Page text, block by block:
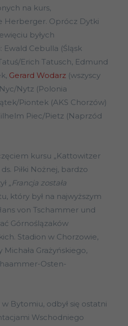
na kurs,
Herberger. Oprócz Dytki
byłych
Cebulla (Śląsk
Erich Tatusch, Edmund
Gerard Wodarz (wszyscy
Nytz (Polonia
Piontek (AKS Chorzów)
Piec/Pietz (Naprzód
kursu „Kattowitzer
Piłki Nożnej, bardzo
„Francja została
który był na najwyższym
von Tschammer und
Górnoślązaków
Stadion w Chorzowie,
Grażyńskiego,
Osten-
Bytomiu, odbył się ostatni
Wschodniego